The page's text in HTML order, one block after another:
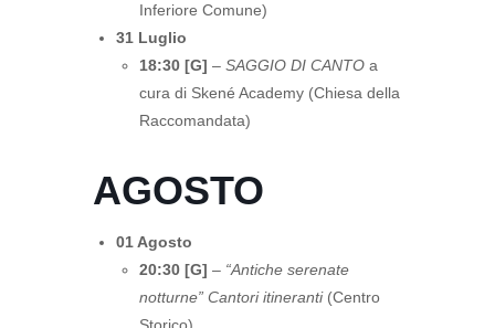
Inferiore Comune)
31 Luglio
18:30 [G] – SAGGIO DI CANTO a
cura di Skené Academy (Chiesa della
Raccomandata)
AGOSTO
01 Agosto
20:30 [G] – “Antiche serenate
notturne” Cantori itineranti(Centro